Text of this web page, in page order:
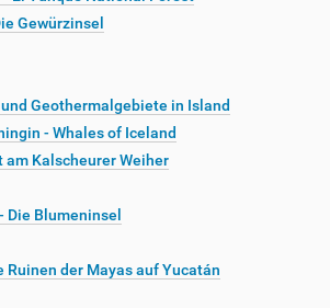
Gewürzinsel
Geothermalgebiete in Island
- Whales of Iceland
am Kalscheurer Weiher
Die Blumeninsel
Ruinen der Mayas auf Yucatán